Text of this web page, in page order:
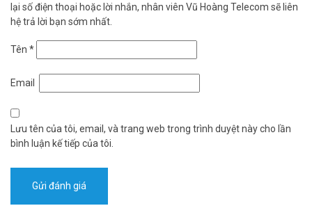
lại số điện thoại hoặc lời nhắn, nhân viên Vũ Hoàng Telecom sẽ liên
hệ trả lời bạn sớm nhất.
Tên *
Email
Lưu tên của tôi, email, và trang web trong trình duyệt này cho lần
bình luận kế tiếp của tôi.